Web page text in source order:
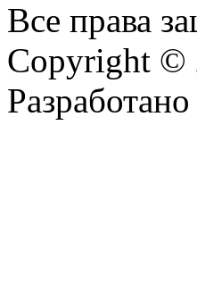
Все права
Copyright ©
Разработано